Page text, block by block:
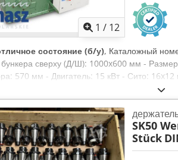
1 / 12
состояние (б/у), Каталожный
бункера сверху (Д/Ш): 1000x600 мм -
570 мм - Двигатель: 15 кВт - Сито:
- Прижимной лоток - Двигатель
кг Dcjdozmgkgopfx Ai Rok
состояние – Б/у рубительная машина
8 Нетто-цена: 29 900
при значительных колебаниях курса)
SK50
Stück